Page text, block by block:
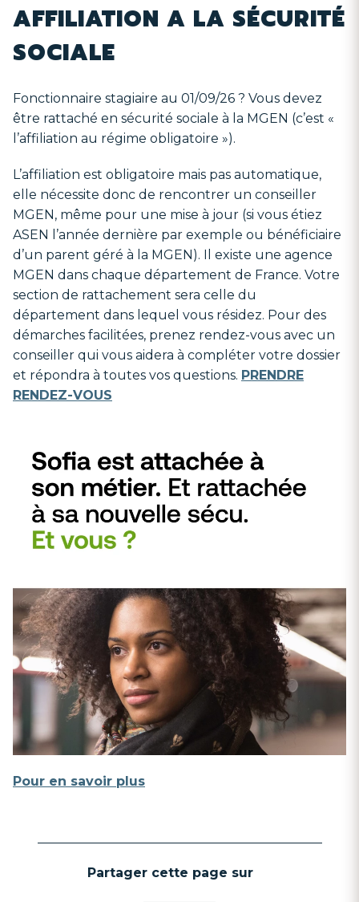
AFFILIATION A LA SÉCURITÉ
SOCIALE
Fonctionnaire stagiaire au 01/09/26 ? Vous devez
être rattaché en sécurité sociale à la MGEN (c’est «
l’affiliation au régime obligatoire »).
L’affiliation est obligatoire mais pas automatique,
elle nécessite donc de rencontrer un conseiller
MGEN, même pour une mise à jour (si vous étiez
ASEN l’année dernière par exemple ou bénéficiaire
d’un parent géré à la MGEN). Il existe une agence
MGEN dans chaque département de France. Votre
section de rattachement sera celle du
département dans lequel vous résidez. Pour des
démarches facilitées, prenez rendez-vous avec un
conseiller qui vous aidera à compléter votre dossier
et répondra à toutes vos questions. PRENDRE
RENDEZ-VOUS
Pour en savoir plus
Partager cette page sur